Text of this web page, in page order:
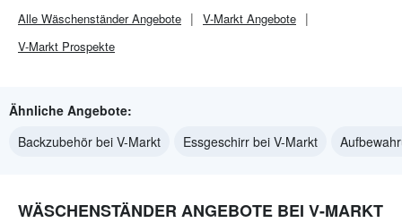
Alle WäschenständerAngebote V-Markt Angebote
V-Markt Prospekte
Ähnliche Angebote:
Backzubehör bei V-Markt
Essgeschirr bei V-Markt
WÄSCHENSTÄNDER ANGEBOTE BEI V-MARKT